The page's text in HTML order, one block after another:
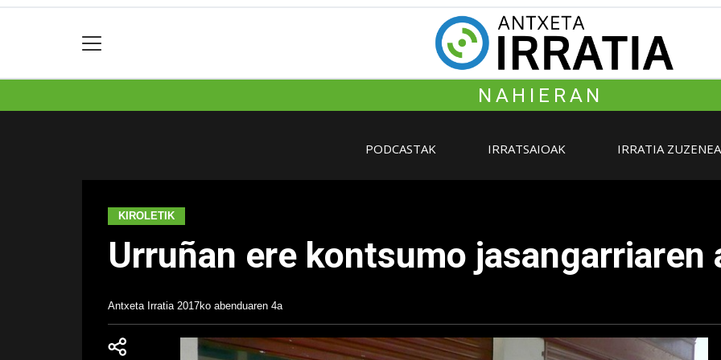
NAHIERAN
PODCASTAK IRRATSAIOAK IRRATIA
KIROLETIK
Urruñan ere kontsumo jasangarriaren
Antxeta Irratia 2017ko abenduaren 4a